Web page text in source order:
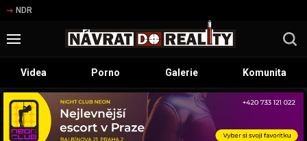
NDR
Videa Porno Galerie Komunita